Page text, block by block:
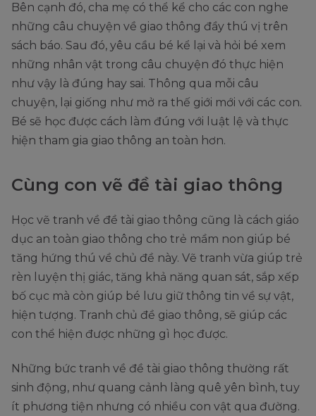
Bên cạnh đó, cha mẹ có thể kể cho các con nghe
những câu chuyện về giao thông đầy thú vị trên
sách báo. Sau đó, yêu cầu bé kể lại và hỏi bé xem
những nhân vật trong câu chuyện đó thực hiện
như vậy là đúng hay sai. Thông qua mỗi câu
chuyện, lại giống như mở ra thế giới mới với các con.
Bé sẽ học được cách làm đúng với luật lệ và thực
hiện tham gia giao thông an toàn hơn.
Cùng con vẽ đề tài giao thông
Học vẽ tranh về đề tài giao thông cũng là cách giáo
dục an toàn giao thông cho trẻ mầm non giúp bé
tăng hứng thú về chủ đề này. Vẽ tranh vừa giúp trẻ
rèn luyện thị giác, tăng khả năng quan sát, sắp xếp
bố cục mà còn giúp bé lưu giữ thông tin về sự vật,
hiện tượng. Tranh chủ đề giao thông, sẽ giúp các
con thể hiện được những gì học được.
Những bức tranh về đề tài giao thông thường rất
sinh động, như quang cảnh làng quê yên bình, tuy
ít phương tiện nhưng có nhiều con vật qua đường.